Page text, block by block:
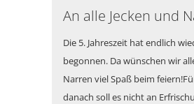
An alle Jecken und
Die 5. Jahreszeit hat endlich
begonnen. Da wünschen wir
Narren viel Spaß beim
danach soll es nicht an